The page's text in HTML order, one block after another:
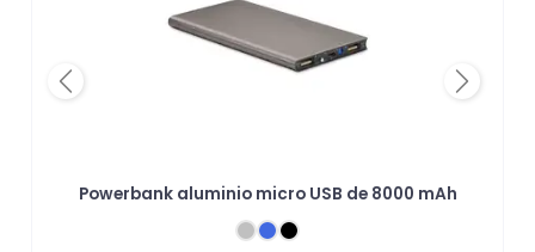
Powerbank aluminio micro USB de 8000 mAh
Previous Next